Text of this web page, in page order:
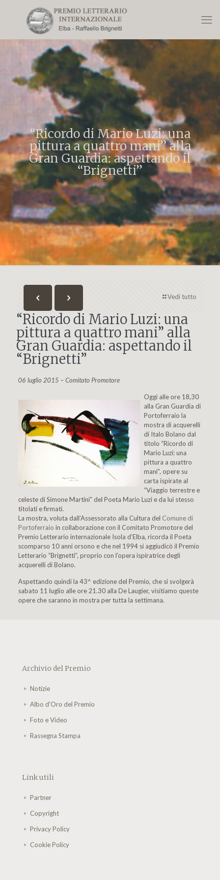
“Ricordo di Mario Luzi: una
pittura a quattro mani” alla
Gran Guardia: aspettando il
“Brignetti”
Vedi tutto
“Ricordo di Mario Luzi: una
pittura a quattro mani” alla
Gran Guardia: aspettando il
“Brignetti”
06 luglio 2015 – Comitato Promotore
Oggi alle ore 18,30
alla Gran Guardia di
Portoferraio la
mostra di acquerelli
di Italo Bolano dal
titolo “Ricordo di
Mario Luzi: una
pittura a quattro
mani”, opere su
carta ispirate al
“Viaggio terrestre e
celeste di Simone Martini” del Poeta Mario Luzi e da lui stesso
titolati e firmati.
La mostra, voluta dall’Assessorato alla Cultura del Comune di
Portoferraio in collaborazione con il Comitato Promotore del
Premio Letterario internazionale Isola d’Elba, ricorda il Poeta
scomparso 10 anni orsono e che nel 1994 si aggiudicò il Premio
Letterario “Brignetti”, proprio con l’opera ispiratrice degli
acquerelli di Bolano.
Aspettando quindi la 43^ edizione del Premio, che si svolgerà
sabato 11 luglio alle ore 21.30 alla De Laugier, visitiamo queste
opere che saranno in mostra per tutta la settimana.
Archivio del Premio
Notizie
Albo d'Oro del Premio
Foto e Video
Rassegna Stampa
Link utili
Partner
Copyright
Privacy Policy
Cookie Policy